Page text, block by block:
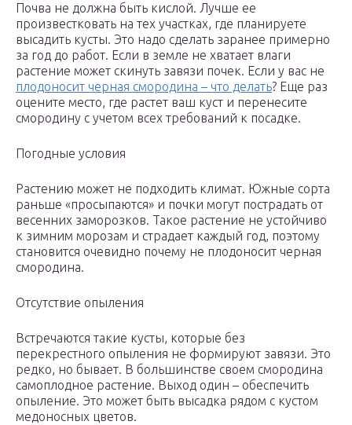
Почва не должна быть кислой. Лучше ее
произвестковать на тех участках, где планируете
высадить кусты. Это надо сделать заранее примерно
за год до работ. Если в земле не хватает влаги
растение может скинуть завязи почек. Если у вас не
плодоносит черная смородина – что делать? Еще раз
оцените место, где растет ваш куст и перенесите
смородину с учетом всех требований к посадке.
Погодные условия
Растению может не подходить климат. Южные сорта
раньше «просыпаются» и почки могут пострадать от
весенних заморозков. Такое растение не устойчиво
к зимним морозам и страдает каждый год, поэтому
становится очевидно почему не плодоносит черная
смородина.
Отсутствие опыления
Встречаются такие кусты, которые без
перекрестного опыления не формируют завязи. Это
редко, но бывает. В большинстве своем смородина
самоплодное растение. Выход один – обеспечить
опыление. Это может быть высадка рядом с кустом
медоносных цветов.